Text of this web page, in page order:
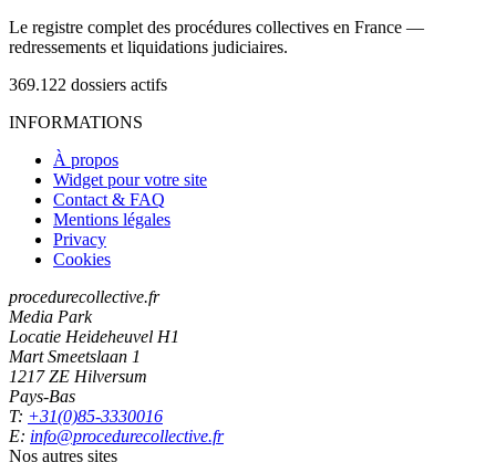
Le registre complet des procédures collectives en France —
redressements et liquidations judiciaires.
369.122 dossiers actifs
INFORMATIONS
À propos
Widget pour votre site
Contact & FAQ
Mentions légales
Privacy
Cookies
procedurecollective.fr
Media Park
Locatie Heideheuvel H1
Mart Smeetslaan 1
1217 ZE Hilversum
Pays-Bas
T: +31(0)85-3330016
E: info@procedurecollective.fr
Nos autres sites